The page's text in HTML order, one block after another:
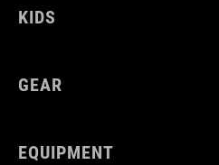
KIDS
GEAR
EQUIPMENT